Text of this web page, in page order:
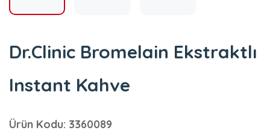
Dr.Clinic Bromelain Ekstraktlı
Instant Kahve
Ürün Kodu: 3360089